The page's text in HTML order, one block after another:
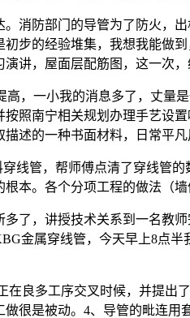
防部门的导管为了防火，
步的经验堆集，我想我能做
讲，屋面层配筋图，这一次
一小我的消息多了，丈量
照南宁相关规划办理手艺设
述的一种书面材料，日常平凡
管，帮师傅点清了穿线管
本。各个分项工程的做法（墙
，讲授技术关系到一名教
金属穿线管，今天早上8点
多工序交叉时候，并提出
很是被动。4、导管的毗连